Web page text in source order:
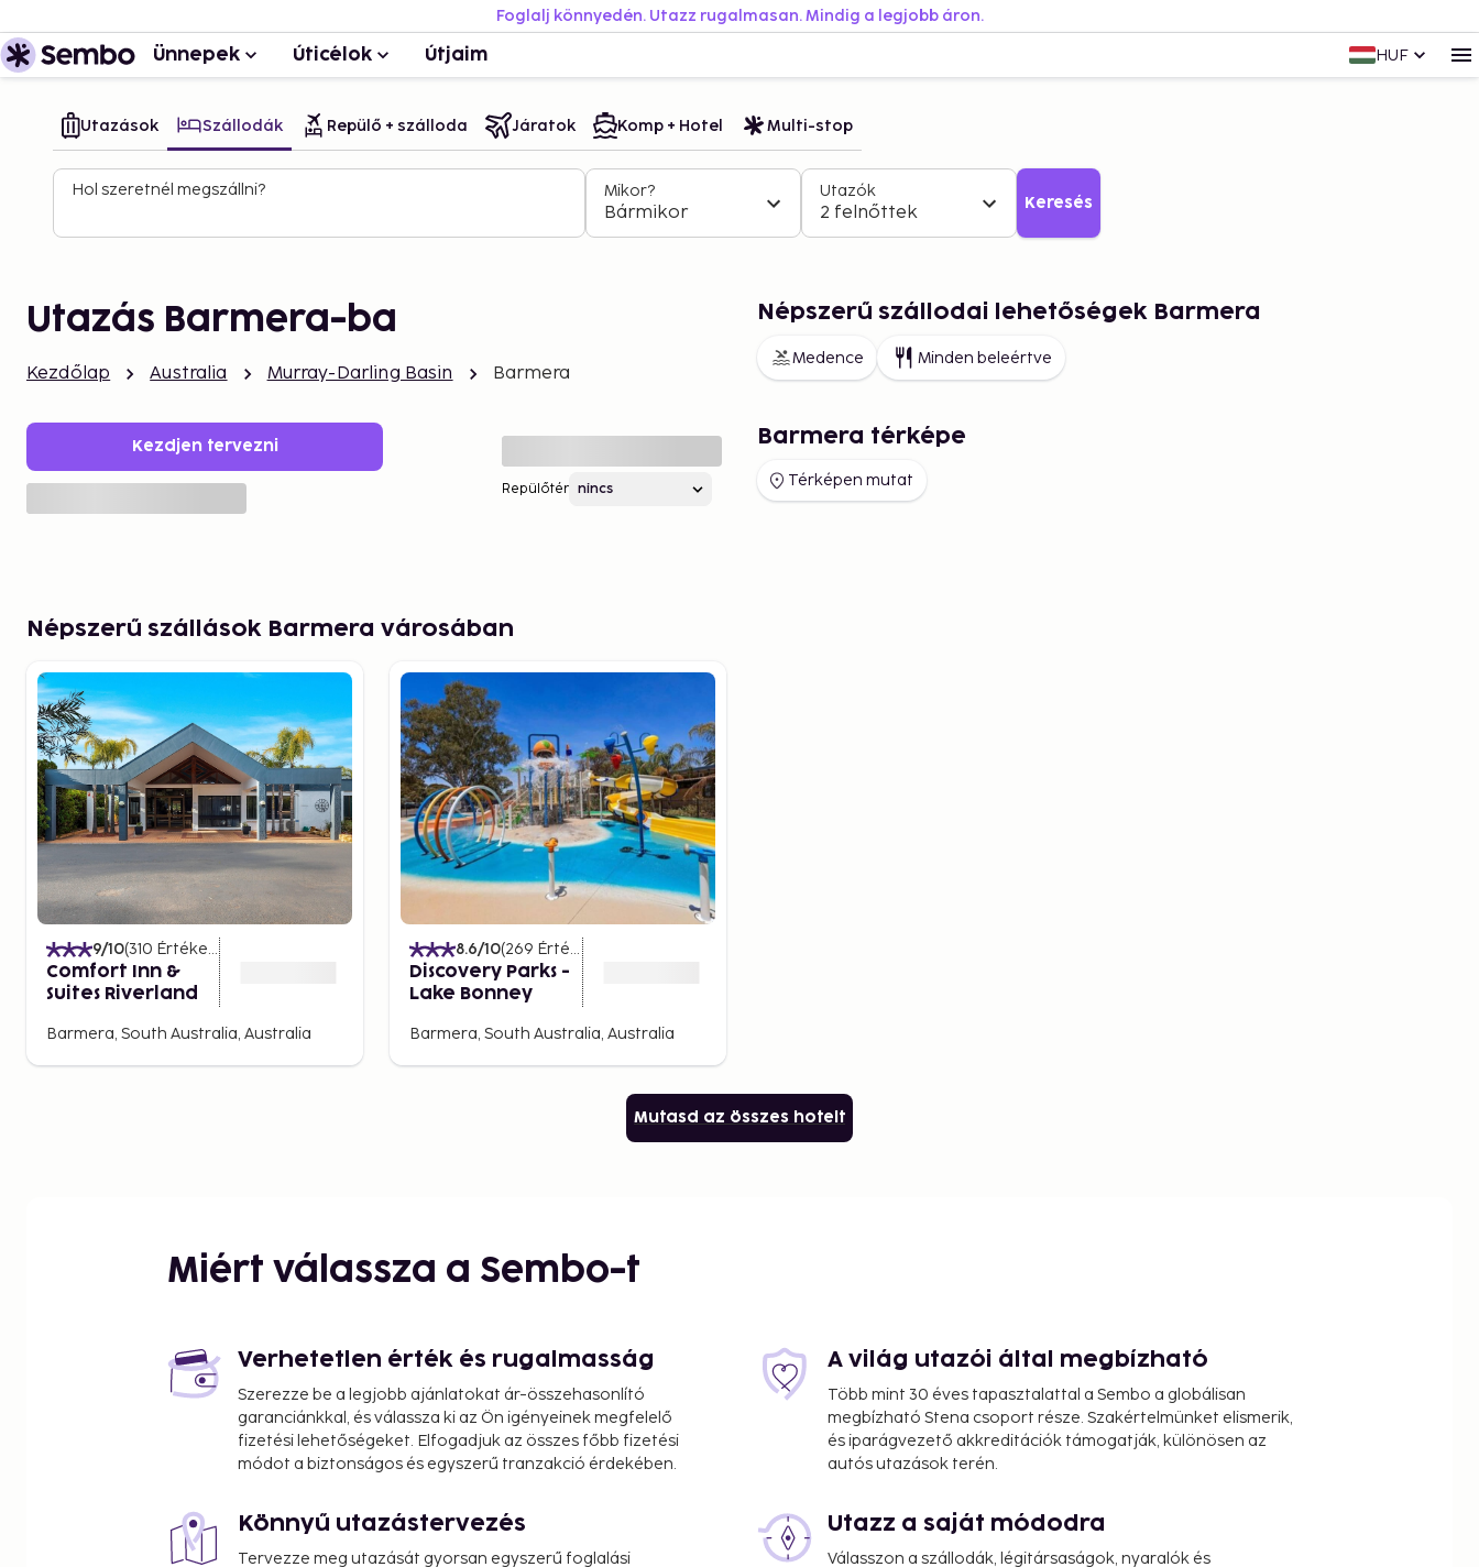
Foglalj könnyedén. Utazz rugalmasan. Mindig a legjobb áron.
Ünnepek Úticélok Útjaim HUF
Utazások Szállodák Repülő + szálloda Járatok Komp + Hotel Multi-stop
Hol szeretnél megszállni? Mikor?
Bármikor
Utazók
2 felnőttek Keresés
Utazás Barmera-ba
Kezdőlap Australia Murray-Darling Basin Barmera
Kezdjen tervezni
Repülőtér
Népszerű szállodai lehetőségek Barmera
Medence Minden beleértve
Barmera térképe
Térképen mutat
Népszerű szállások Barmera városában
9/10(310 Értékelések
Comfort Inn &
Suites Riverland
Barmera, South Australia, Australia
8.6/10(269 Értékelések
Discovery Parks -
Lake Bonney
Barmera, South Australia, Australia
Mutasd az összes hotelt
Miért válassza a Sembo-t
Verhetetlen érték és rugalmasság
Szerezze be a legjobb ajánlatokat ár-összehasonlító
garanciánkkal, és válassza ki az Ön igényeinek megfelelő
fizetési lehetőségeket. Elfogadjuk az összes főbb fizetési
módot a biztonságos és egyszerű tranzakció érdekében.
A világ utazói által megbízható
Több mint 30 éves tapasztalattal a Sembo a globálisan
megbízható Stena csoport része. Szakértelmünket elismerik,
és iparágvezető akkreditációk támogatják, különösen az
autós utazások terén.
Könnyű utazástervezés
Tervezze meg utazását gyorsan egyszerű foglalási
Utazz a saját módodra
Válasszon a szállodák, légitársaságok, nyaralók és